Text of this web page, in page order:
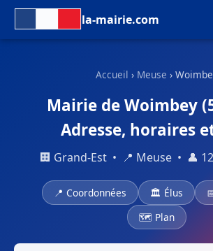
la-mairie.com
Accueil › Meuse ›
Mairie de Woimbey
Adresse, horaires
🏢 Grand-Est • 📍 Meuse • 👤
📍 Coordonnées 🏛 Élus
🗺 Plan